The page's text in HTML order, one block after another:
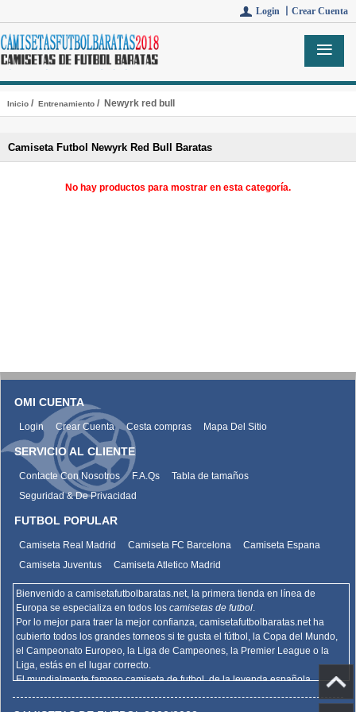
Login 丨 Crear Cuenta
Inicio/ Entrenamiento/ Newyrk red bull
Camiseta Futbol Newyrk Red Bull Baratas
No hay productos para mostrar en esta categoría.
OMI CUENTA
Login Crear Cuenta Cesta compras Mapa Del Sitio
SERVICIO AL CLIENTE
Contacte Con Nosotros F.A.Qs
Tabla de tamaños
Seguridad & De Privacidad
FUTBOL POPULAR
Camiseta Real Madrid Camiseta FC Barcelona
Camiseta Espana
Camiseta Juventus
Camiseta Atletico Madrid
Bienvenido a camisetafutbolbaratas.net, la primera tienda en línea de
Europa se especializa en todos los camisetas de futbol.
Por lo mejor para traer la mejor confianza, camisetafutbolbaratas.netha
cubierto todos los grandes torneos si te gusta el fútbol, la Copa del Mundo,
el Campeonato Europeo, la Liga de Campeones, la Premier League o la
Liga, estás en el lugar correcto.
El mundialmente famoso camiseta de futbol, de la leyenda española